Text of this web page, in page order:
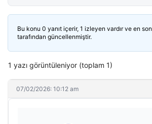
Bu konu 0 yanıt içerir, 1 izleyen vardır ve en son
tarafından güncellenmiştir.
1 yazı görüntüleniyor (toplam 1)
07/02/2026: 10:12 am